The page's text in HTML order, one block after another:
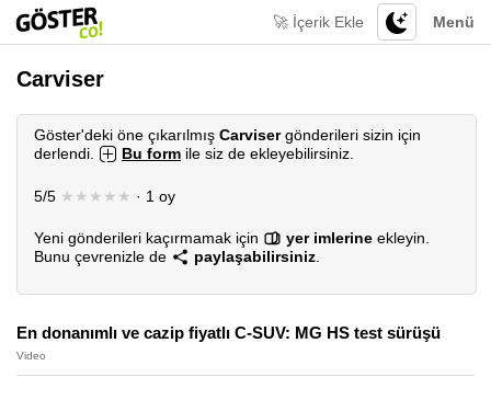
Menü
🚀 İçerik Ekle
Carviser
Göster'deki öne çıkarılmış Carvisergönderileri sizin için
derlendi.
Bu form ile siz de ekleyebilirsiniz.
5/5 ★★★★★ · 1 oy
Yeni gönderileri kaçırmamak için yer imlerine ekleyin.
Bunu çevrenizle de
paylaşabilirsiniz
En donanımlı ve cazip fiyatlı C-SUV: MG HS test sürüşü
Video